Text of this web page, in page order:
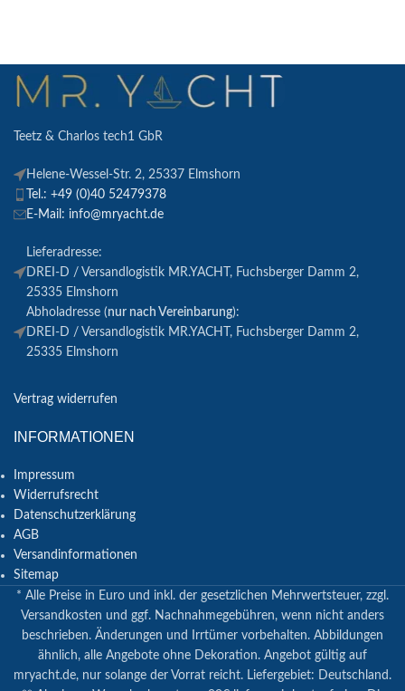
Teetz & Charlos tech1 GbR
Helene-Wessel-Str. 2, 25337 Elmshorn
Tel.: +49 (0)40 52479378
E-Mail: info@mryacht.de
Lieferadresse:
DREI-D / Versandlogistik MR.YACHT, Fuchsberger Damm 2,
25335 Elmshorn
Abholadresse (nur nach Vereinbarung):
DREI-D / Versandlogistik MR.YACHT, Fuchsberger Damm 2,
25335 Elmshorn
Vertrag widerrufen
INFORMATIONEN
Impressum
Widerrufsrecht
Datenschutzerklärung
AGB
Versandinformationen
Sitemap
* Alle Preise in Euro und inkl. der gesetzlichen Mehrwertsteuer, zzgl.
Versandkosten und ggf. Nachnahmegebühren, wenn nicht anders
beschrieben. Änderungen und Irrtümer vorbehalten. Abbildungen
ähnlich, alle Angebote ohne Dekoration. Angebot gültig auf
mryacht.de, nur solange der Vorrat reicht. Liefergebiet: Deutschland.